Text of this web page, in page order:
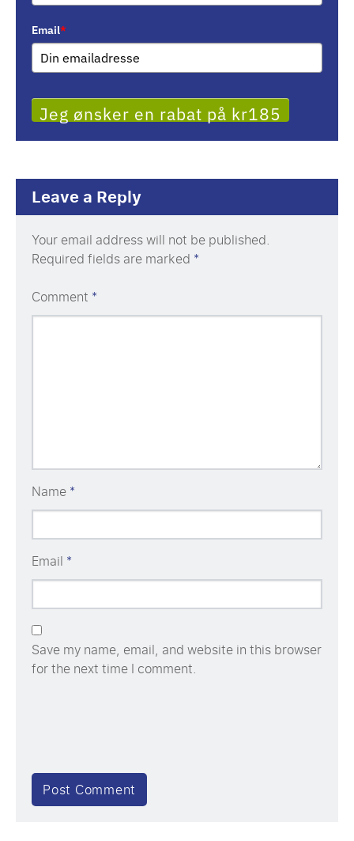
Email*
Jeg ønsker en rabat på kr185
Leave a Reply
Your email address will not be published.
Required fields are marked *
Comment *
Name*
Email *
Save my name, email, and website in this browser
for the next time I comment.